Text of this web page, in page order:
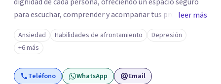
para escuchar, comprender y acompañar tus procesos
emocionales a tu propio ritmo. Creo firmemente en la
importancia de construir juntos herramientas que
fortalezcan el bienestar, la autonomía y el sentido de
vida. Será un gusto acompañarte en este proceso. Quedo
atento para resolver cualquier duda y acordar una cita. Un
leer más
Ansiedad Habilidades de afrontamiento
Depresión
+6 más
Teléfono WhatsApp Email